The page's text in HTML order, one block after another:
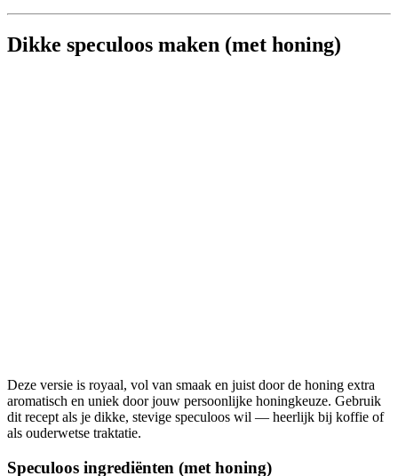
Dikke speculoos maken (met honing)
Deze versie is royaal, vol van smaak en juist door de honing extra
aromatisch en uniek door jouw persoonlijke honingkeuze. Gebruik
dit recept als je dikke, stevige speculoos wil — heerlijk bij koffie of
als ouderwetse traktatie.
Speculoos ingrediënten (met honing)